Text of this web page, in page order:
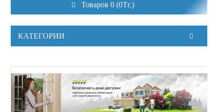
Товаров 0 (0Тг.)
КАТЕГОРИИ